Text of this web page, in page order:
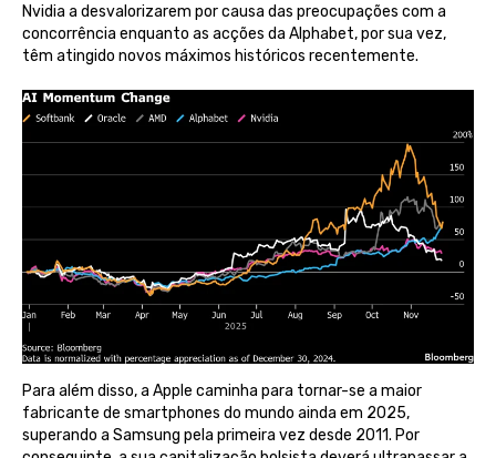
Nvidia a desvalorizarem por causa das preocupações com a
concorrência enquanto as acções da Alphabet, por sua vez,
têm atingido novos máximos históricos recentemente.
Para além disso, a Apple caminha para tornar-se a maior
fabricante de smartphones do mundo ainda em 2025,
superando a Samsung pela primeira vez desde 2011. Por